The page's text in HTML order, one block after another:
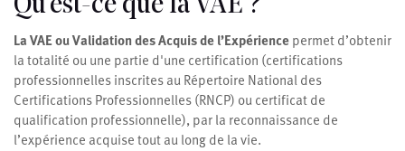
Qu'est-ce que la VAE ?
La VAE ou Validation des Acquis de l’Expériencepermet d’obtenir
la totalité ou une partie d'une certification (certifications
professionnelles inscrites au Répertoire National des
Certifications Professionnelles (RNCP) ou certificat de
qualification professionnelle), par la reconnaissance de
l’expérience acquise tout au long de la vie.